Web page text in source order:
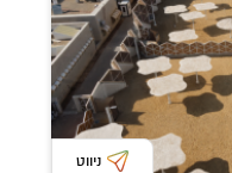
ניווט